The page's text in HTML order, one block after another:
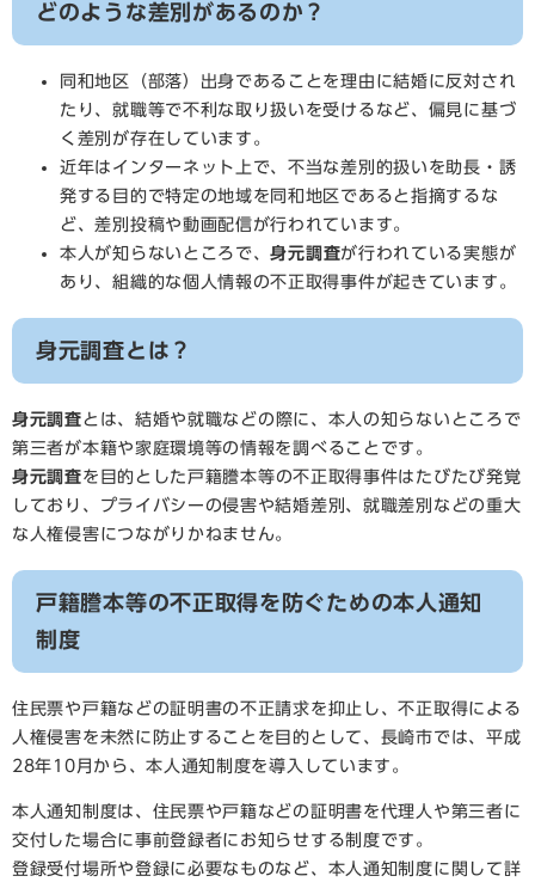
どのような差別があるのか？
同和地区（部落）出身であることを理由に結婚に反対され
たり、就職等で不利な取り扱いを受けるなど、偏見に基づ
く差別が存在しています。
近年はインターネット上で、不当な差別的扱いを助長・誘
発する目的で特定の地域を同和地区であると指摘するな
ど、差別投稿や動画配信が行われています。
本人が知らないところで、身元調査が行われている実態が
あり、組織的な個人情報の不正取得事件が起きています。
身元調査とは？
身元調査とは、結婚や就職などの際に、本人の知らないところで
第三者が本籍や家庭環境等の情報を調べることです。
身元調査を目的とした戸籍謄本等の不正取得事件はたびたび発覚
しており、プライバシーの侵害や結婚差別、就職差別などの重大
な人権侵害につながりかねません。
戸籍謄本等の不正取得を防ぐための本人通知
制度
住民票や戸籍などの証明書の不正請求を抑止し、不正取得による
人権侵害を未然に防止することを目的として、長崎市では、平成
28年10月から、本人通知制度を導入しています。
本人通知制度は、住民票や戸籍などの証明書を代理人や第三者に
交付した場合に事前登録者にお知らせする制度です。
登録受付場所や登録に必要なものなど、本人通知制度に関して詳